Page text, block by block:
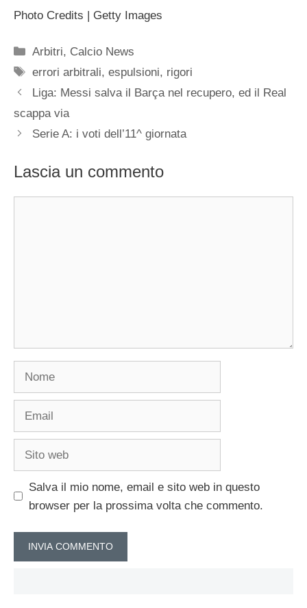
Photo Credits | Getty Images
Categorie
Arbitri, Calcio News
Tag
errori arbitrali,espulsioni, rigori
Liga: Messi salva il Barça nel recupero, ed il Real
scappa via
Serie A: i voti dell’11^ giornata
Lascia un commento
Salva il mio nome, email e sito web in questo
browser per la prossima volta che commento.